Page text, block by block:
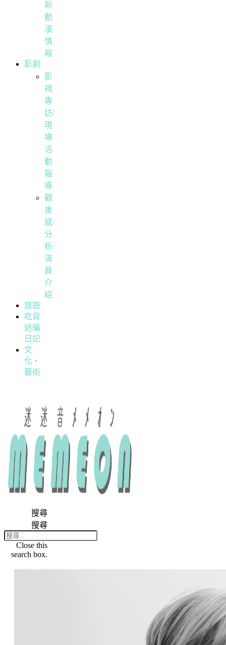
新
動
漫
情
報
影劇
影
視
專
訪/
現
場
活
動
報
導
觀
後
感/
分
析/
演
員
介
紹
旅遊
吃貨
迷編
日記
文
化・
藝術
搜尋
搜尋
Close this
search box.